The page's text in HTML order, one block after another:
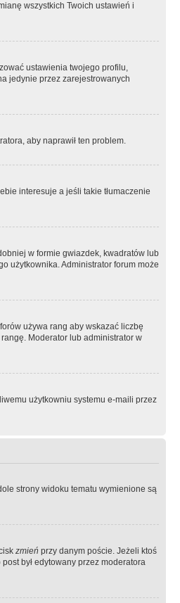
wszystkich Twoich ustawień i
ustawienia twojego profilu,
jedynie przez zarejestrowanych
aby naprawił ten problem.
interesuje a jeśli takie tłumaczenie
w formie gwiazdek, kwadratów lub
użytkownika. Administrator forum może
używa rang aby wskazać liczbę
Moderator lub administrator w
użytkowniu systemu e-maili przez
strony widoku tematu wymienione są
zmień przy danym poście. Jeżeli ktoś
był edytowany przez moderatora